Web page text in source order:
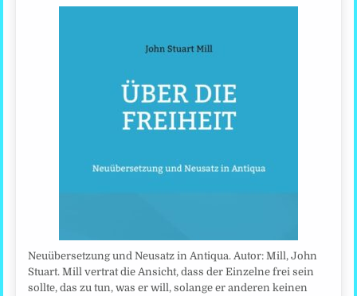
Neuübersetzung und Neusatz in Antiqua. Autor: Mill, John
Stuart. Mill vertrat die Ansicht, dass der Einzelne frei sein
sollte, das zu tun, was er will, solange er anderen keinen